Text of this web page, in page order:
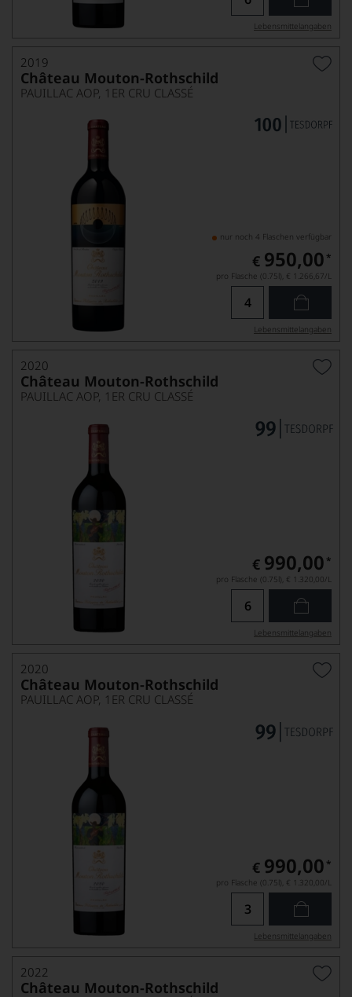
Lebensmittel­angaben
2019
Château Mouton-Rothschild
PAUILLAC AOP, 1ER CRU CLASSÉ
nur noch 4 Flaschen verfügbar
€ 950,00 *
pro Flasche (0.75l), € 1.266,67/L
Lebensmittel­angaben
2020
Château Mouton-Rothschild
PAUILLAC AOP, 1ER CRU CLASSÉ
€ 990,00 *
pro Flasche (0.75l), € 1.320,00/L
Lebensmittel­angaben
2020
Château Mouton-Rothschild
PAUILLAC AOP, 1ER CRU CLASSÉ
€ 990,00 *
pro Flasche (0.75l), € 1.320,00/L
Lebensmittel­angaben
2022
Château Mouton-Rothschild